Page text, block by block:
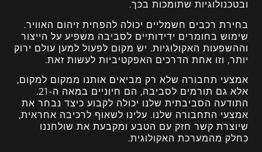
ובטכנולוגיות שתומכות בכך.
בחירת רכבים חשמליים יכולה להפחית זיהום האוויר.
שימוש בחומרים ידידותיים לסביבה משפיע על הייצור
וההשפעות האקולוגיות. יש מקום לפעול למען עולם ירוק
יותר, וזו אחת הדרכים האפקטיביות לעשות זאת.
אמצעי תחבורה שלא רק מביאים אותנו ממקום למקום,
אלא גם תורמים לסביבה, הם חיוניים במאה ה-21.
התודעה הסביבתית שלנו יכולה לקבוע כיצד נבחר את
אמצעי התחבורה שלנו. עלינו לשאוף לרכיבה אחראית,
שיוצרת קשר חזק עם הטבע ומקבעת את שולחננו
כחלק מהמערכת האקולוגית.